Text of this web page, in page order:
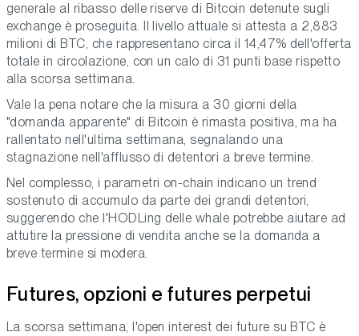
generale al ribasso delle riserve di Bitcoin detenute sugli
exchange è proseguita. Il livello attuale si attesta a 2,883
milioni di BTC, che rappresentano circa il 14,47% dell'offerta
totale in circolazione, con un calo di 31 punti base rispetto
alla scorsa settimana.
Vale la pena notare che la misura a 30 giorni della
"domanda apparente" di Bitcoin è rimasta positiva, ma ha
rallentato nell'ultima settimana, segnalando una
stagnazione nell'afflusso di detentori a breve termine.
Nel complesso, i parametri on-chain indicano un trend
sostenuto di accumulo da parte dei grandi detentori,
suggerendo che l'HODLing delle whale potrebbe aiutare ad
attutire la pressione di vendita anche se la domanda a
breve termine si modera.
Futures, opzioni e futures perpetui
La scorsa settimana, l'open interest dei future su BTC è